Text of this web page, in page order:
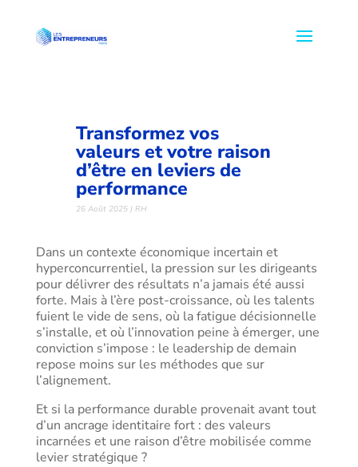
Transformez vos
valeurs et votre raison
d’être en leviers de
performance
26 Août 2025 |RH
Dans un contexte économique incertain et
hyperconcurrentiel, la pression sur les dirigeants
pour délivrer des résultats n’a jamais été aussi
forte. Mais à l’ère post-croissance, où les talents
fuient le vide de sens, où la fatigue décisionnelle
s’installe, et où l’innovation peine à émerger, une
conviction s’impose : le leadership de demain
repose moins sur les méthodes que sur
l’alignement.
Et si la performance durable provenait avant tout
d’un ancrage identitaire fort : des valeurs
incarnées et une raison d’être mobilisée comme
levier stratégique ?